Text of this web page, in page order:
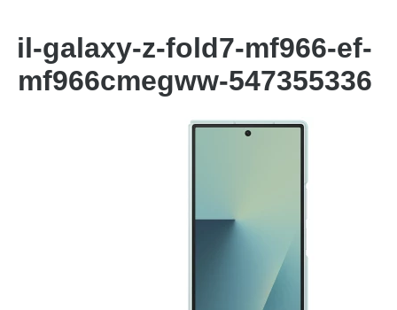
il-galaxy-z-fold7-mf966-ef-
mf966cmegww-547355336